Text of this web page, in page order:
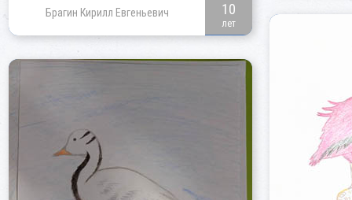
Брагин Кирилл Евгеньевич 10
лет